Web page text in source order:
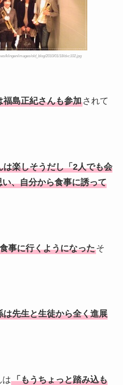
klingen/images/old_blog/2010/01/18/dvc102.jpg
福島正紀さんも参加されて
は楽しそうだし「2人でも会
、自分から食事に誘って
事に行くようになったそ
は先生と生徒から全く進展
は「もうちょっと踏み込も